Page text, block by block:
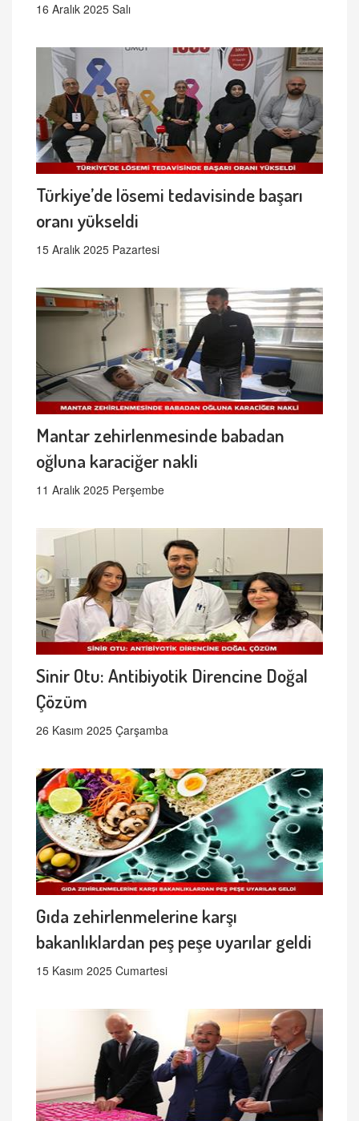
16 Aralık 2025 Salı
Türkiye’de lösemi tedavisinde başarı
oranı yükseldi
15 Aralık 2025 Pazartesi
Mantar zehirlenmesinde babadan
oğluna karaciğer nakli
11 Aralık 2025 Perşembe
Sinir Otu: Antibiyotik Direncine Doğal
Çözüm
26 Kasım 2025 Çarşamba
Gıda zehirlenmelerine karşı
bakanlıklardan peş peşe uyarılar geldi
15 Kasım 2025 Cumartesi